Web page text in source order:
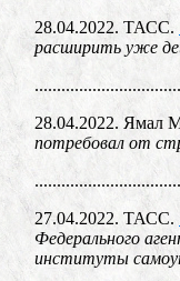
28.04.2022. ТАСС.
расширить уже
28.04.2022. Ямал
потребовал от
27.04.2022. ТАСС.
Федерального
институты